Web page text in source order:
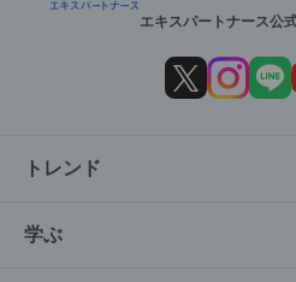
エキスパートナース公
トレンド
学ぶ